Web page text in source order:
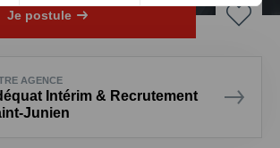
Je postule
AGENCE
Intérim & Recrutement
Junien